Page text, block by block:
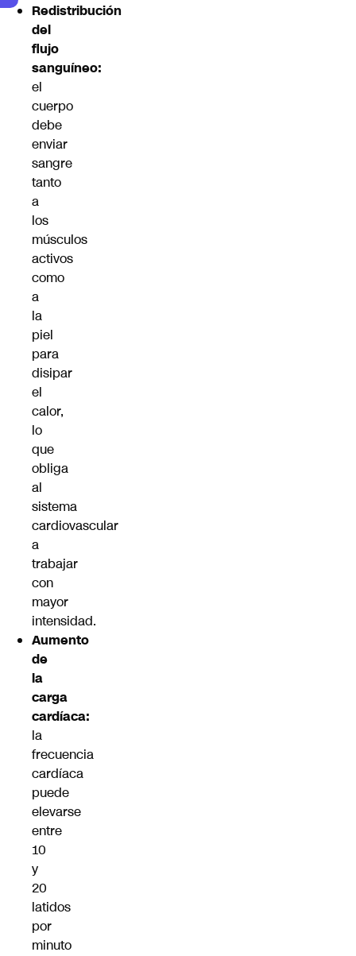
Redistribución
del
flujo
sanguíneo:
el
cuerpo
debe
enviar
sangre
tanto
a
los
músculos
activos
como
a
la
piel
para
disipar
el
calor,
lo
que
obliga
al
sistema
cardiovascular
a
trabajar
con
mayor
intensidad.
Aumento
de
la
carga
cardíaca:
la
frecuencia
cardíaca
puede
elevarse
entre
10
y
20
latidos
por
minuto